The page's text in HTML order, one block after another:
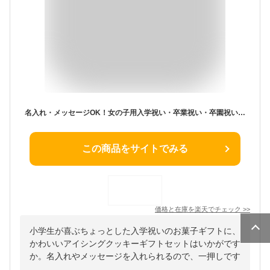
名入れ・メッセージOK！女の子用入学祝い・卒業祝い・卒園祝いに【入学セットGIRL大】アイシングクッキー クッキー ギフト 名入れ 文字入れ かわいい お菓子 プチギフト 卒業 お菓子 卒園 プチギフト クッキー ギフト アイシングクッキーleap
この商品をサイトでみる
価格と在庫を楽天でチェック >>
小学生が喜ぶちょっとした入学祝いのお菓子ギフトに、
かわいいアイシングクッキーギフトセットはいかがです
か。名入れやメッセージを入れられるので、一押しです